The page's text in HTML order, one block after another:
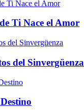
Ti Nace el Amor
del Sinvergüenza